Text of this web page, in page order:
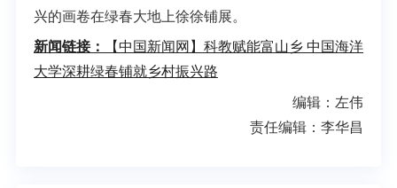
兴的画卷在绿春大地上徐徐铺展。
新闻链接：
【中国新闻网】科教赋能富山乡 中国海洋
大学深耕绿春铺就乡村振兴路
编辑：左伟
责任编辑：李华昌